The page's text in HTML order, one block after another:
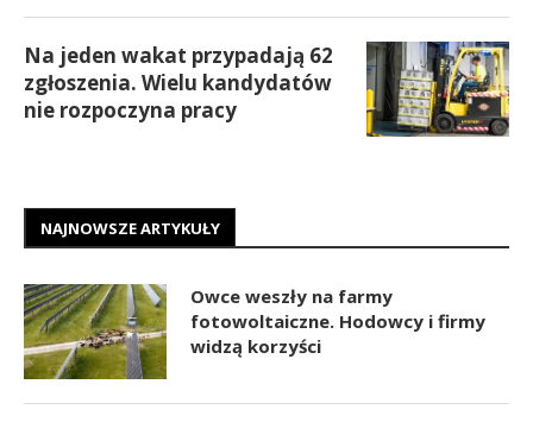
Na jeden wakat przypadają 62
zgłoszenia. Wielu kandydatów
nie rozpoczyna pracy
NAJNOWSZE ARTYKUŁY
Owce weszły na farmy
fotowoltaiczne. Hodowcy i firmy
widzą korzyści